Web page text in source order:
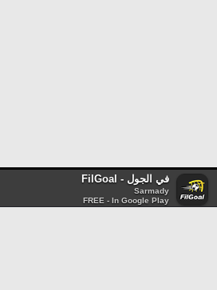
في الجول - FilGoal
Sarmady
FREE - In Google Play